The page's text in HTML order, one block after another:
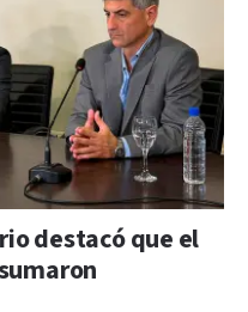
destacó que el